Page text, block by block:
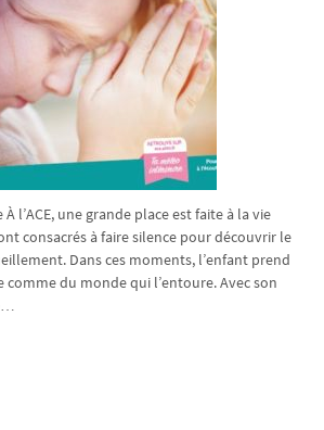
l’ACE, une grande place est faite à la vie
consacrés à faire silence pour découvrir le
Dans ces moments, l’enfant prend
comme du monde qui l’entoure. Avec son